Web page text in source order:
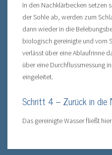
In den Nachklärbecken setzen
der Sohle ab, werden zum
dann wieder in die
biologisch gereinigte und vom
verlässt über eine Ablaufrinne
über eine Durchflussmessung
eingeleitet.
Schritt 4 – Zurück in die
Das gereinigte Wasser fließt